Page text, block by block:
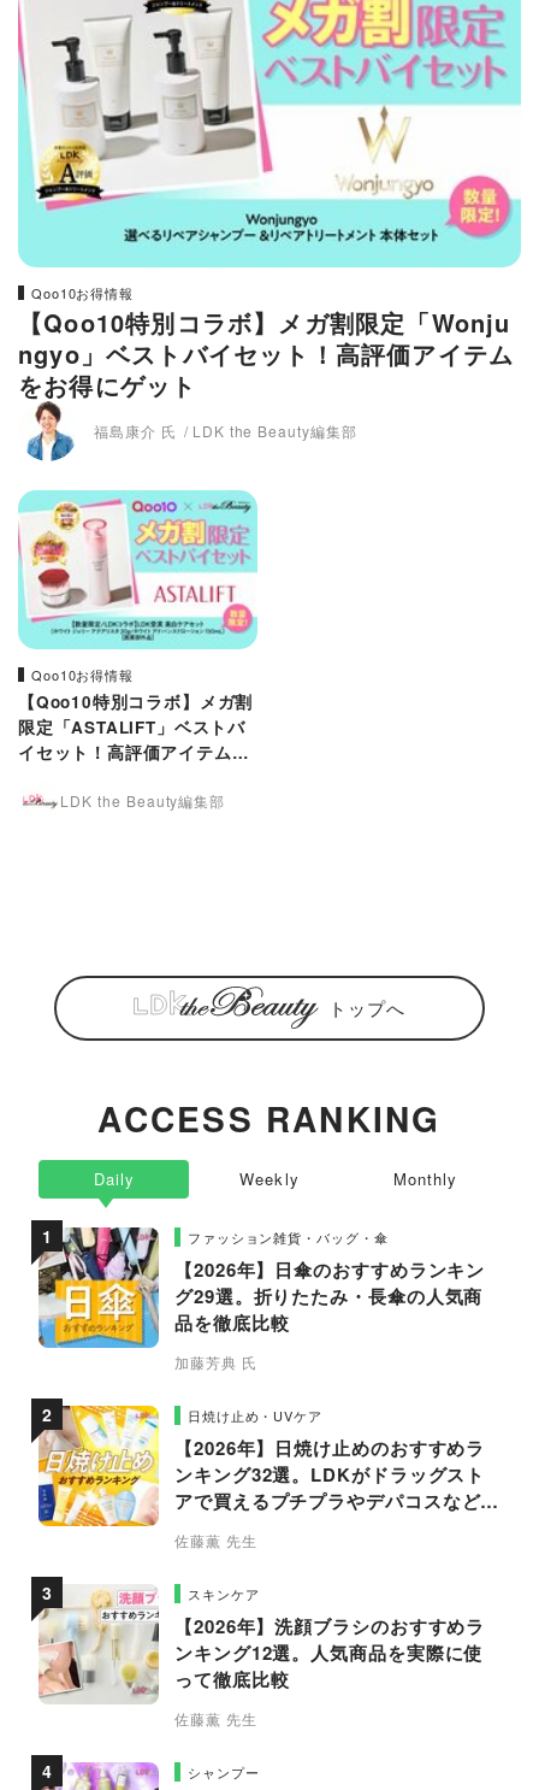
Qoo10お得情報
【Qoo10特別コラボ】メガ割限定「Wonju
ngyo」ベストバイセット！高評価アイテム
をお得にゲット
福島康介 氏 LDK the Beauty編集部
Qoo10お得情報
【Qoo10特別コラボ】メガ割
限定「ASTALIFT」ベストバ
イセット！高評価アイテムを
LDK the Beauty編集部
トップへ
ACCESS RANKING
Daily
ファッション雑貨・バッグ・傘
【2026年】日傘のおすすめランキン
グ29選。折りたたみ・長傘の人気商
品を徹底比較
加藤芳典 氏
日焼け止め・UVケア
【2026年】日焼け止めのおすすめラ
ンキング32選。LDKがドラッグスト
アで買えるプチプラやデパコスなどの
佐藤薫 先生
スキンケア
【2026年】洗顔ブラシのおすすめラ
ンキング12選。人気商品を実際に使
って徹底比較
佐藤薫 先生
シャンプー
Weekly Monthly